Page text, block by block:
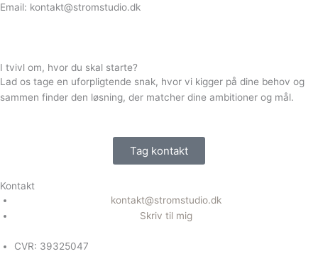
Email: kontakt@stromstudio.dk
I tvivl om, hvor du skal starte?
Lad os tage en uforpligtende snak, hvor vi kigger på dine behov og
sammen finder den løsning, der matcher dine ambitioner og mål.
Tag kontakt
Kontakt
kontakt@stromstudio.dk
Skriv til mig
CVR: 39325047